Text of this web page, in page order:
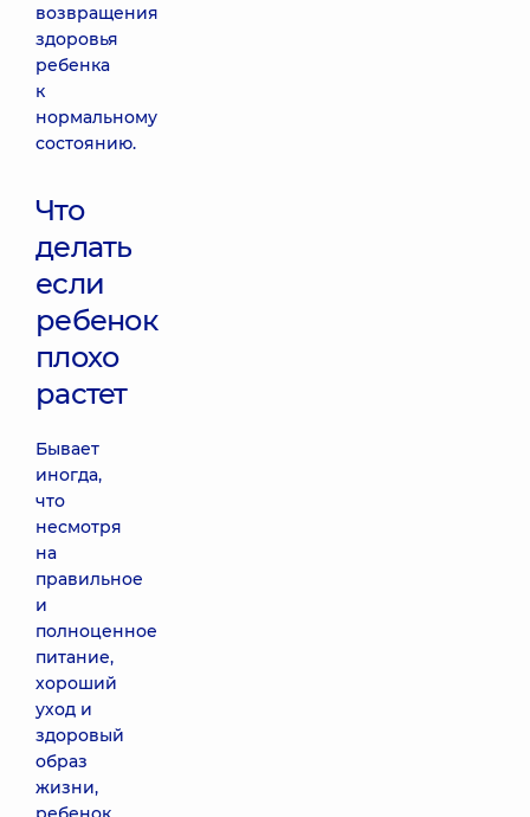
возвращения
здоровья
ребенка
к
нормальному
состоянию.
Что
делать
если
ребенок
плохо
растет
Бывает
иногда,
что
несмотря
на
правильное
и
полноценное
питание,
хороший
уход и
здоровый
образ
жизни,